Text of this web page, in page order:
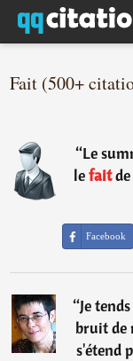
Fait (500+
“Le
lefaitde
Facebook
“Je
bruit de
s'étend